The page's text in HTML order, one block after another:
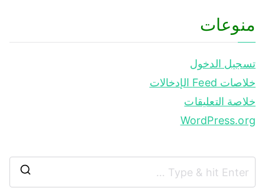
منوعات
تسجيل الدخول
خلاصات Feed الإدخالات
خلاصة التعليقات
WordPress.org